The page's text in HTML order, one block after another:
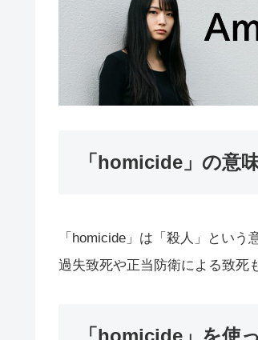
「homicide」の意
「homicide」は「殺人」とい
過失致死や正当防衛による致死
「homicide」を使